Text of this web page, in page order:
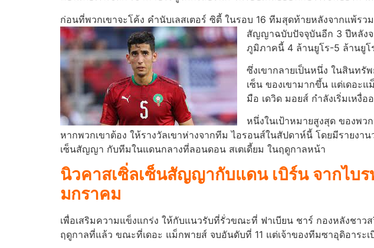
ก่อนที่พวกเขาจะโค้ง คํานับเลสเตอร์ ซิตี้ ในรอบ 16 ทีมสุดท้ายหลังจากแพ้
สัญญาฉบับปัจจุบันอีก 3 ปีหลังจ
ภูมิภาคนี้ 4 ล้านยูโร-5 ล้านยูโ
ซึ่งเขากลายเป็นหนึ่ง ในสินทรั
เซ็น ของเขามากขึ้น แต่เดอะ
มือ เดวิด มอยส์ กําลังเริ่มเหงื่
หนึ่งในเป้าหมายสูงสุด ของพว
หากพวกเขาต้อง ให้รางวัลเขาห่างจากทีม ไอรอนส์ในสัปดาห์นี้ โดยมีรายง
เซ็นสัญญา กับทีมในแดนกลางที่ลอนดอน สเตเดี้ยม ในฤดูกาลหน้า
นิวคาสเซิ่ลเซ็นสัญญากับแดน เบิร์น จากไบ
มกราคม
เพื่อเสริมความแข็งแกร่ง ให้กับแนวรับที่รั่วขณะที่ ฟาเบียน ชาร์ กองหลังชา
ฤดูกาลที่แล้ว ขณะที่เดอะ แม็กพายส์ จบอันดับที่ 11 แต่เจ้าของทีมซาอุดิอาร